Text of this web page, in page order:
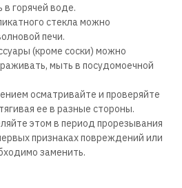
в горячей воде.
стекла можно
печи.
(кроме соски) можно
мыть в посудомоечной
осматривайте и проверяйте
ее в разные стороны.
этом в период прорезывания
признаках повреждений или
заменить.